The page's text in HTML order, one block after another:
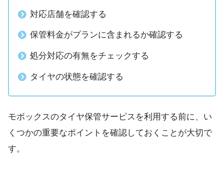
対応店舗を確認する
保管料金がプランに含まれるか確認する
処分対応の有無をチェックする
タイヤの状態を確認する
モボックスのタイヤ保管サービスを利用する前に、い
くつかの重要なポイントを確認しておくことが大切で
す。